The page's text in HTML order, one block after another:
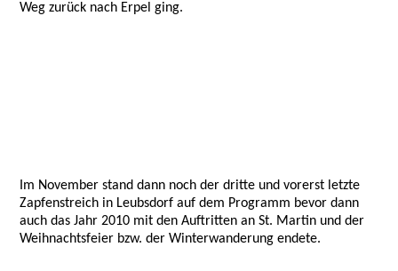
Weg zurück nach Erpel ging.
Im November stand dann noch der dritte und vorerst letzte
Zapfenstreich in Leubsdorf auf dem Programm bevor dann
auch das Jahr 2010 mit den Auftritten an St. Martin und der
Weihnachtsfeier bzw. der Winterwanderung endete.